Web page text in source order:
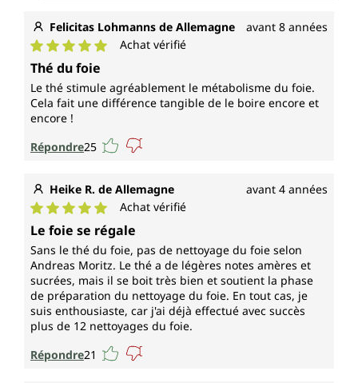
Felicitas Lohmanns de Allemagne avant 8 années
Note moyenne de 5 sur 5 étoiles
Achat vérifié
Thé du foie
Le thé stimule agréablement le métabolisme du foie.
Cela fait une différence tangible de le boire encore et
encore !
Répondre25
Heike R. de Allemagne avant 4 années
Note moyenne de 5 sur 5 étoiles
Achat vérifié
Le foie se régale
Sans le thé du foie, pas de nettoyage du foie selon
Andreas Moritz. Le thé a de légères notes amères et
sucrées, mais il se boit très bien et soutient la phase
de préparation du nettoyage du foie. En tout cas, je
suis enthousiaste, car j'ai déjà effectué avec succès
plus de 12 nettoyages du foie.
Répondre21